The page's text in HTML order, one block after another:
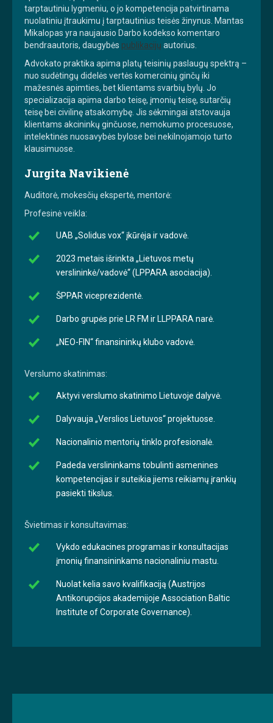
tarptautiniu lygmeniu, o jo kompetencija patvirtinama
nuolatiniu įtraukimu į tarptautinius teisės žinynus. Mantas
Mikalopas yra naujausio Darbo kodekso komentaro
bendraautoris, daugybės publikacijų autorius.
Advokato praktika apima platų teisinių paslaugų spektrą –
nuo sudėtingų didelės vertės komercinių ginčų iki
mažesnės apimties, bet klientams svarbių bylų. Jo
specializacija apima darbo teisę, įmonių teisę, sutarčių
teisę bei civilinę atsakomybę. Jis sėkmingai atstovauja
klientams akcininkų ginčuose, nemokumo procesuose,
intelektinės nuosavybės bylose bei nekilnojamojo turto
klausimuose.
Jurgita Navikienė
Auditorė, mokesčių ekspertė, mentorė:
Profesinė veikla:
UAB „Solidus vox“ įkūrėja ir vadovė.
2023 metais išrinkta „Lietuvos metų
verslininkė/vadovė“ (LPPARA asociacija).
ŠPPAR viceprezidentė.
Darbo grupės prie LR FM ir LLPPARA narė.
„NEO-FIN“ finansininkų klubo vadovė.
Verslumo skatinimas:
Aktyvi verslumo skatinimo Lietuvoje dalyvė.
Dalyvauja „Verslios Lietuvos“ projektuose.
Nacionalinio mentorių tinklo profesionalė.
Padeda verslininkams tobulinti asmenines
kompetencijas ir suteikia jiems reikiamų įrankių
pasiekti tikslus.
Švietimas ir konsultavimas:
Vykdo edukacines programas ir konsultacijas
įmonių finansininkams nacionaliniu mastu.
Nuolat kelia savo kvalifikaciją (Austrijos
Antikorupcijos akademijoje Association Baltic
Institute of Corporate Governance).